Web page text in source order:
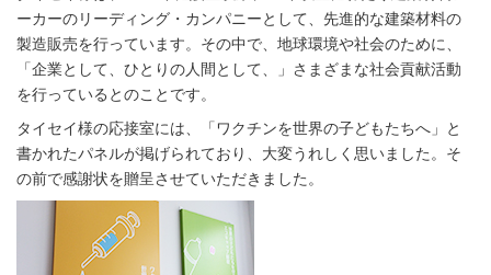
ーカーのリーディング・カンパニーとして、先進的な建築材料の
製造販売を行っています。その中で、地球環境や社会のために、
「企業として、ひとりの人間として、」さまざまな社会貢献活動
を行っているとのことです。
タイセイ様の応接室には、「ワクチンを世界の子どもたちへ」と
書かれたパネルが掲げられており、大変うれしく思いました。そ
の前で感謝状を贈呈させていただきました。